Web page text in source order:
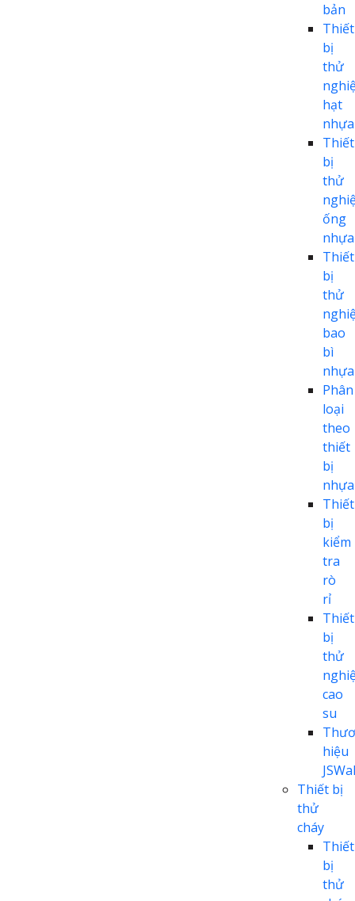
bản
Thiết
bị
thử
hạt
nhựa
Thiết
bị
thử
ống
nhựa
Thiết
bị
thử
bao
bì
nhựa
Phân
loại
theo
thiết
bị
nhựa
Thiết
bị
kiểm
tra
rò
rỉ
Thiết
bị
thử
cao
su
hiệu
Thiết bị
thử
cháy
Thiết
bị
thử